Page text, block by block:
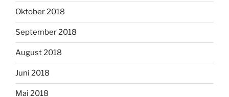
Oktober 2018
September 2018
August 2018
Juni 2018
Mai 2018